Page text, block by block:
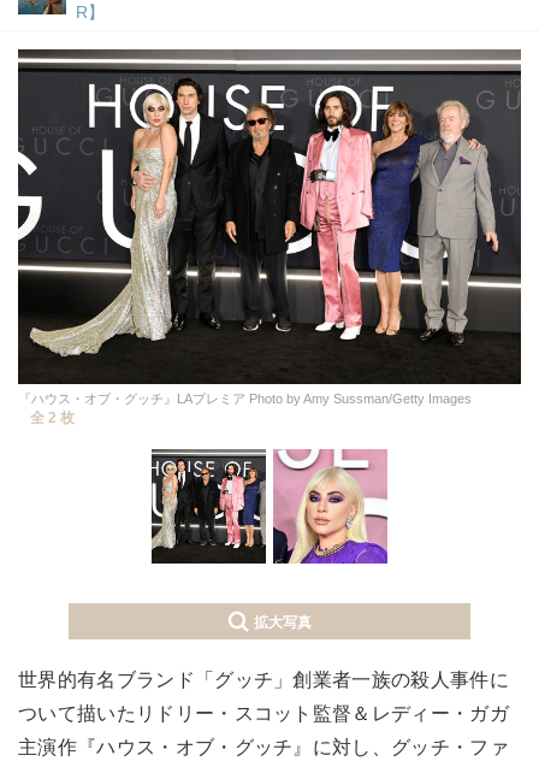
R】
『ハウス・オブ・グッチ』LAプレミア Photo by Amy Sussman/Getty Images
全 2 枚
拡大写真
世界的有名ブランド「グッチ」創業者一族の殺人事件に
ついて描いたリドリー・スコット監督＆レディー・ガガ
主演作『ハウス・オブ・グッチ』に対し、グッチ・ファ